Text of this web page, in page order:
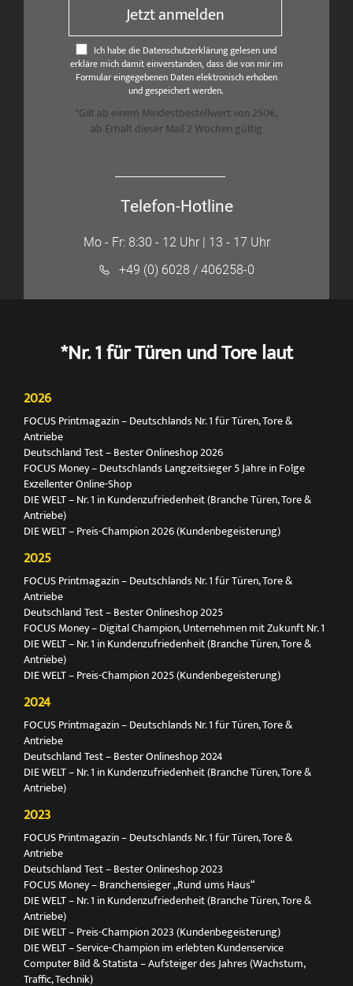
Jetzt anmelden
Ich habe die Datenschutzerklärung gelesen und
erkläre mich damit einverstanden, dass die von mir im
Formular eingegebenen Daten elektronisch erhoben
und gespeichert werden.
*Gilt ab einem Mindestbestellwert von 250€,
ab Erhalt dieser Mail 2 Wochen gültig
Telefon-Hotline
Mo - Fr: 8:30 - 12 Uhr | 13 - 17 Uhr
+49 (0) 6028 / 406258-0
*Nr. 1 für Türen und Tore laut
2026
FOCUS Printmagazin – Deutschlands Nr. 1 für Türen, Tore &
Antriebe
Deutschland Test – Bester Onlineshop 2026
FOCUS Money – Deutschlands Langzeitsieger 5 Jahre in Folge
Exzellenter Online-Shop
DIE WELT – Nr. 1 in Kundenzufriedenheit (Branche Türen, Tore &
Antriebe)
DIE WELT – Preis-Champion 2026 (Kundenbegeisterung)
2025
FOCUS Printmagazin – Deutschlands Nr. 1 für Türen, Tore &
Antriebe
Deutschland Test – Bester Onlineshop 2025
FOCUS Money – Digital Champion, Unternehmen mit Zukunft Nr. 1
DIE WELT – Nr. 1 in Kundenzufriedenheit (Branche Türen, Tore &
Antriebe)
DIE WELT – Preis-Champion 2025 (Kundenbegeisterung)
2024
FOCUS Printmagazin – Deutschlands Nr. 1 für Türen, Tore &
Antriebe
Deutschland Test – Bester Onlineshop 2024
DIE WELT – Nr. 1 in Kundenzufriedenheit (Branche Türen, Tore &
Antriebe)
2023
FOCUS Printmagazin – Deutschlands Nr. 1 für Türen, Tore &
Antriebe
Deutschland Test – Bester Onlineshop 2023
FOCUS Money – Branchensieger „Rund ums Haus“
DIE WELT – Nr. 1 in Kundenzufriedenheit (Branche Türen, Tore &
Antriebe)
DIE WELT – Preis-Champion 2023 (Kundenbegeisterung)
DIE WELT – Service-Champion im erlebten Kundenservice
Computer Bild & Statista – Aufsteiger des Jahres (Wachstum,
Traffic, Technik)